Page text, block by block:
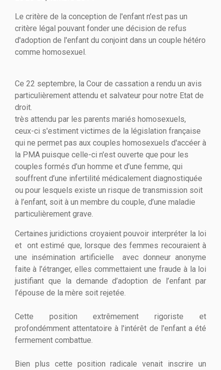
Le critère de la conception de l'enfant n'est pas un
critère légal pouvant fonder une décision de refus
d'adoption de l'enfant du conjoint dans un couple hétéro
comme homosexuel.
Ce 22 septembre, la Cour de cassation a rendu un avis
particulièrement attendu et salvateur pour notre Etat de
droit.
très attendu par les parents mariés homosexuels,
ceux-ci s'estiment victimes de la législation française
qui ne permet pas aux couples homosexuels d'accéer à
la PMA puisque celle-ci n'est ouverte que pour les
couples formés d’un homme et d’une femme, qui
souffrent d’une infertilité médicalement diagnostiquée
ou pour lesquels existe un risque de transmission soit
à l’enfant, soit à un membre du couple, d’une maladie
particulièrement grave.
Certaines juridictions croyaient pouvoir interpréter la loi
et ont estimé que, lorsque des femmes recouraient à
une insémination artificielle avec donneur anonyme
faite à l’étranger, elles commettaient une fraude à la loi
justifiant que la demande d’adoption de l’enfant par
l’épouse de la mère soit rejetée.
Cette position extrêmement rigoriste et
profondémment attentatoire à l'intérêt de l'enfant a été
fermement combattue.
Bien plus cette position radicale venait inscrire un